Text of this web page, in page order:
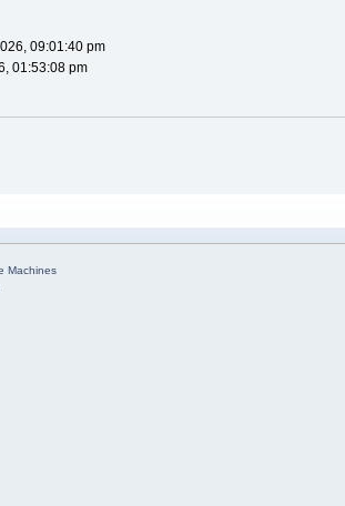
09:01:40 pm
01:53:08 pm
Machines